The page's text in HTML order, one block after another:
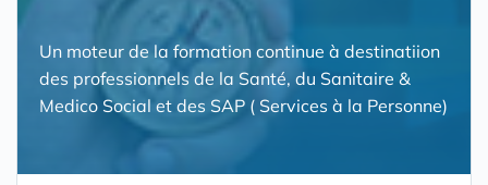
Un moteur de la formation continue à destinatiion
des professionnels de la Santé, du Sanitaire &
Medico Social et des SAP ( Services à la Personne)